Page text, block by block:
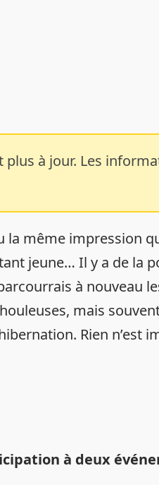
plus à jour. Les
même impression
jeune… Il y a de la
à nouveau
mais
Rien n’est
à deux